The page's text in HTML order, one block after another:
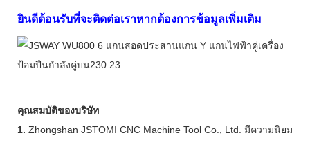
ยินดีต้อนรับที่จะติดต่อเราหากต้องการข้อมูลเพิ่มเติม
คุณสมบัติของบริษัท
1. Zhongshan JSTOMI CNC Machine Tool Co., Ltd. มีความนิยม